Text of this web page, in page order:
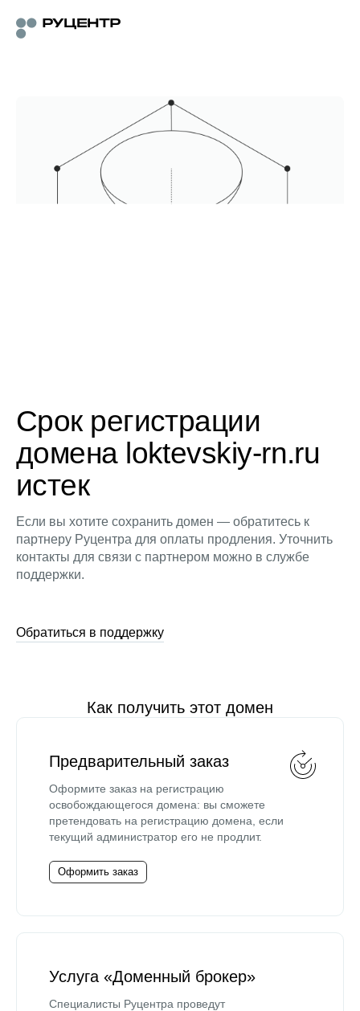
Срок регистрации
домена loktevskiy-rn.ru
истек
Если вы хотите сохранить домен — обратитесь к
партнеру Руцентра для оплаты продления. Уточнить
контакты для связи с партнером можно в службе
поддержки.
Обратиться в поддержку
Как получить этот домен
Предварительный заказ
Оформите заказ на регистрацию
освобождающегося домена: вы сможете
претендовать на регистрацию домена, если
текущий администратор его не продлит.
Оформить заказ
Услуга «Доменный брокер»
Специалисты Руцентра проведут